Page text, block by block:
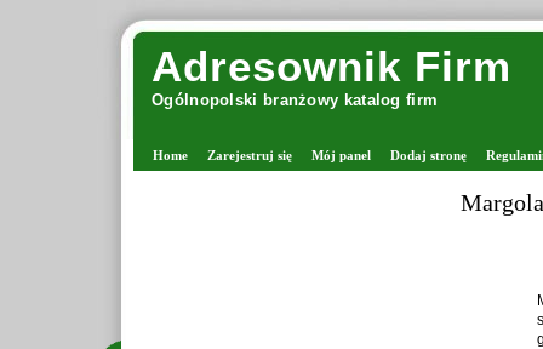
Adresownik Firm
Ogólnopolski branżowy katalog firm
Home Zarejestruj się Mój panel Dodaj stronę